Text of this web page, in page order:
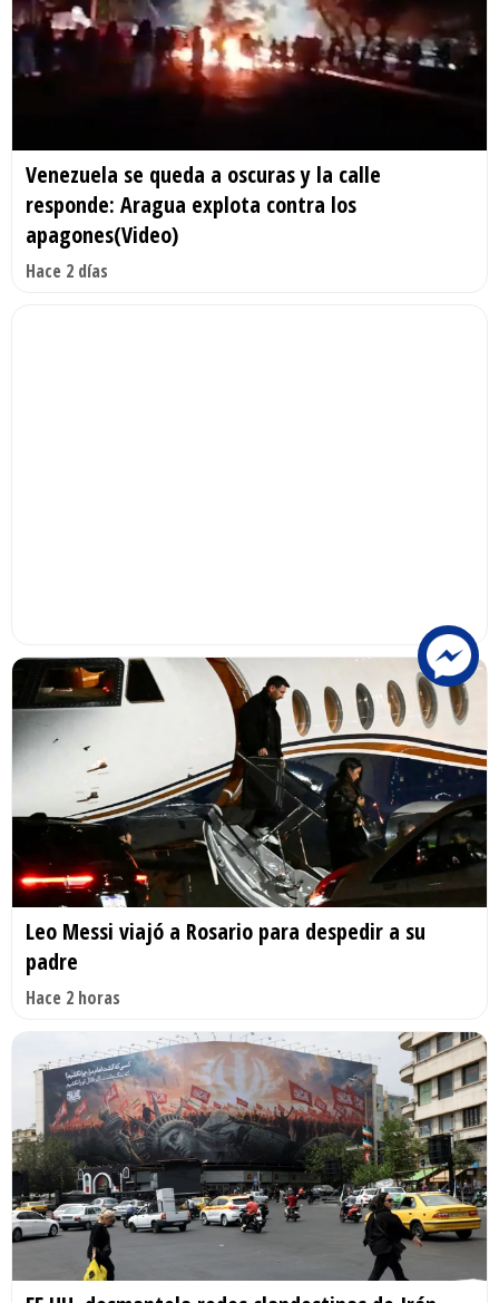
Venezuela se queda a oscuras y la calle
responde: Aragua explota contra los
apagones(Video)
Hace 2 días
Leo Messi viajó a Rosario para despedir a su
padre
Hace 2 horas